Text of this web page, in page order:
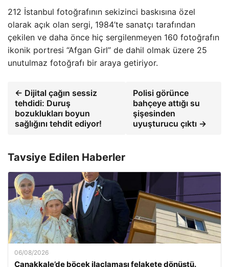
212 İstanbul fotoğrafının sekizinci baskısına özel
olarak açık olan sergi, 1984’te sanatçı tarafından
çekilen ve daha önce hiç sergilenmeyen 160 fotoğrafın
ikonik portresi “Afgan Girl” de dahil olmak üzere 25
unutulmaz fotoğrafı bir araya getiriyor.
← Dijital çağın sessiz
tehdidi: Duruş
bozuklukları boyun
sağlığını tehdit ediyor!
Polisi görünce
bahçeye attığı su
şişesinden
uyuşturucu çıktı →
Tavsiye Edilen Haberler
06/08/2026
Çanakkale’de böcek ilaçlaması felakete dönüştü.